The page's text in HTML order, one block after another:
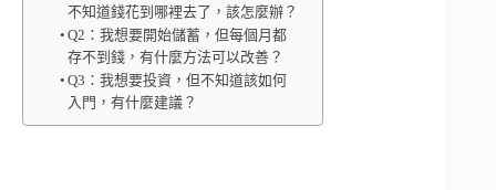
不知道錢花到哪裡去了，該怎麼辦？
Q2：我想要開始儲蓄，但每個月都
存不到錢，有什麼方法可以改善？
Q3：我想要投資，但不知道該如何
入門，有什麼建議？